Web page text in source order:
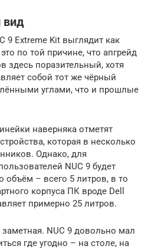
вид
9 Extreme Kit выглядит как
по той причине, что апгрейд
здесь поразительный, хотя
собой тот же чёрный
углами, что и прошлые
наверняка отметят
которая в несколько
Однако, для
NUC 9 будет
объём – всего 5 литров, в то
корпуса ПК вроде Dell
примерно 25 литров.
NUC 9 довольно мал
где угодно – на столе, на